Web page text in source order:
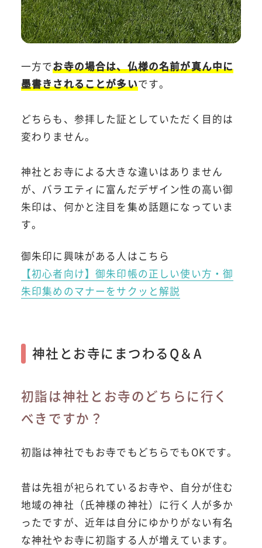
一方でお寺の場合は、仏様の名前が真ん中に
墨書きされることが多いです。
どちらも、参拝した証としていただく目的は
変わりません。
神社とお寺による大きな違いはありません
が、バラエティに富んだデザイン性の高い御
朱印は、何かと注目を集め話題になっていま
す。
御朱印に興味がある人はこちら
【初心者向け】御朱印帳の正しい使い方・御
朱印集めのマナーをサクッと解説
神社とお寺にまつわるQ＆A
初詣は神社とお寺のどちらに行く
べきですか？
初詣は神社でもお寺でもどちらでもOKです。
昔は先祖が祀られているお寺や、自分が住む
地域の神社（氏神様の神社）に行く人が多か
ったですが、近年は自分にゆかりがない有名
な神社やお寺に初詣する人が増えています。